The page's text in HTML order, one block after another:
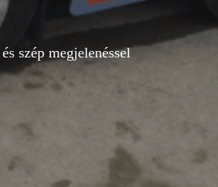
szép megjelenéssel